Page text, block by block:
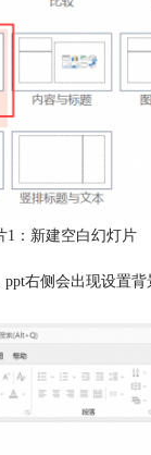
1：新建空白幻灯片
右侧会出现设置背